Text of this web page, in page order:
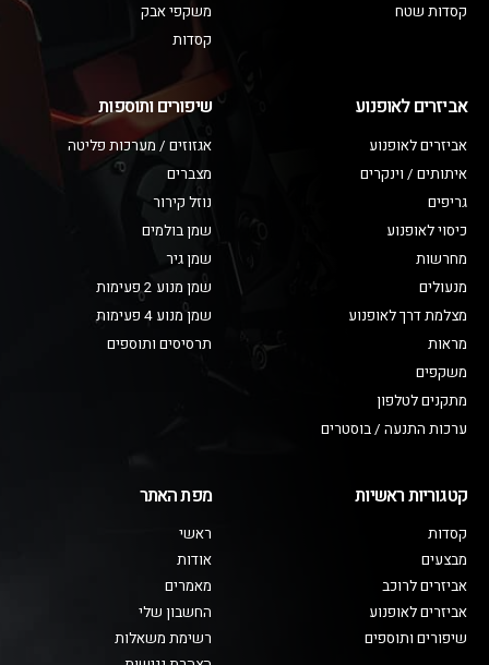
קסדות שטח
משקפי אבק
קסדות
אביזרים לאופנוע
אביזרים לאופנוע
איתותים / וינקרים
גריפים
כיסוי לאופנוע
מחרשות
מנעולים
מצלמת דרך לאופנוע
מראות
משקפים
מתקנים לטלפון
ערכות התנעה / בוסטרים
שיפורים ותוספות
אגזוזים / מערכות פליטה
מצברים
נוזל קירור
שמן בולמים
שמן גיר
שמן מנוע 2 פעימות
שמן מנוע 4 פעימות
תרסיסים ותוספים
קטגוריות ראשיות
קסדות
מבצעים
אביזרים לרוכב
אביזרים לאופנוע
שיפורים ותוספים
מפת האתר
ראשי
אודות
מאמרים
החשבון שלי
רשימת משאלות